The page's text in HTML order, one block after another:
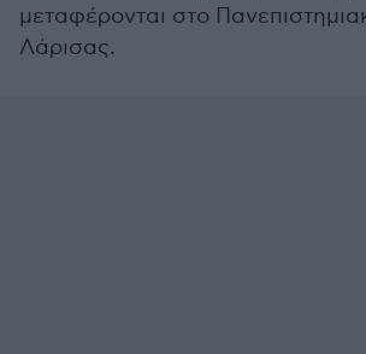
μεταφέρονται στο
Λάρισας.